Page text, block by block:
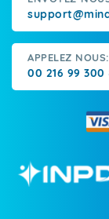
APPELEZ NOUS:
00 216 99 300